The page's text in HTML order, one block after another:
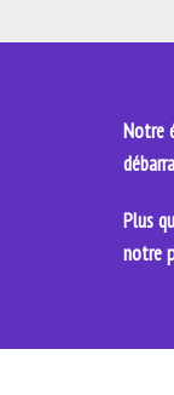
Notre
Plus
notre